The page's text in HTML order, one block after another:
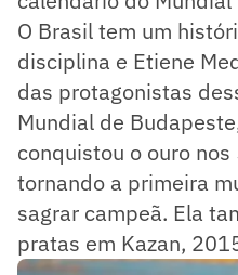
O Brasil tem um
disciplina e Etiene
das protagonistas
Mundial de
conquistou o ouro
tornando a primeira
sagrar campeã. Ela
pratas em Kazan,